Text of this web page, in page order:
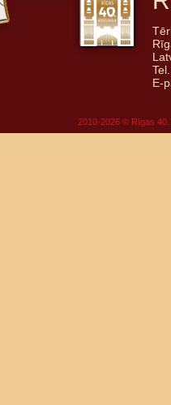
E-
2010-2026 © Rīgas